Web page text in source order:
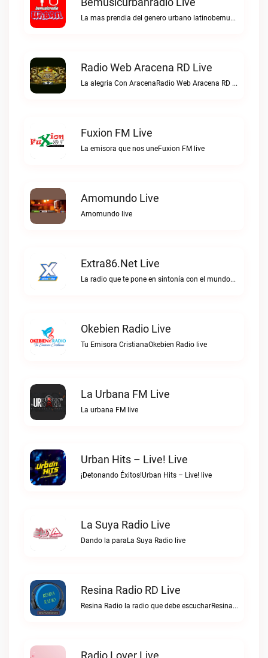
La mas prendia del genero urbano latinobemusicurbanradio live
Radio Web Aracena RD Live
La alegria Con AracenaRadio Web Aracena RD live
Fuxion FM Live
La emisora que nos uneFuxion FM live
Amomundo Live
Amomundo live
Extra86.net Live
La radio que te pone en sintonía con el mundoExtra86.net live
Okebien Radio Live
Tu Emisora CristianaOkebien Radio live
La Urbana FM Live
La urbana FM live
Urban Hits – Live! Live
¡Detonando Éxitos!Urban Hits – Live! live
La Suya Radio Live
Dando la paraLa Suya Radio live
Resina Radio RD Live
Resina Radio la radio que debe escucharResina Radio RD live
Radio Lover Live